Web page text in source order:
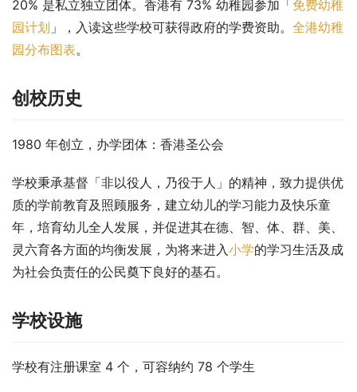
20% 是私立独立团体。香港有 73% 幼稚园参加「免费幼稚
园计划 」，入读这些学校可获得政府的学费资助。 全港幼稚
园分布图表。
创校历史
1980 年创立，办学团体：香港圣公会
学校秉承基督「非以役人，乃役于人」的精神，致力提供优
质的学前教育及照顾服务，建立幼儿的学习能力及快乐童
年，培育幼儿全人发展，并促进其在德、智、体、群、美、
灵六育各方面的均衡发展，为将来进入小学的学习生活及成
为社会负责任的公民奠下良好的基石。
学校设施
学校有注册课室 4 个，可容纳约 78 个学生